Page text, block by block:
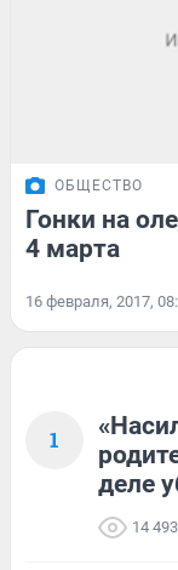
ОБЩЕСТВО
Гонки на
4 марта
16 февраля, 2017,
1
деле
14 493